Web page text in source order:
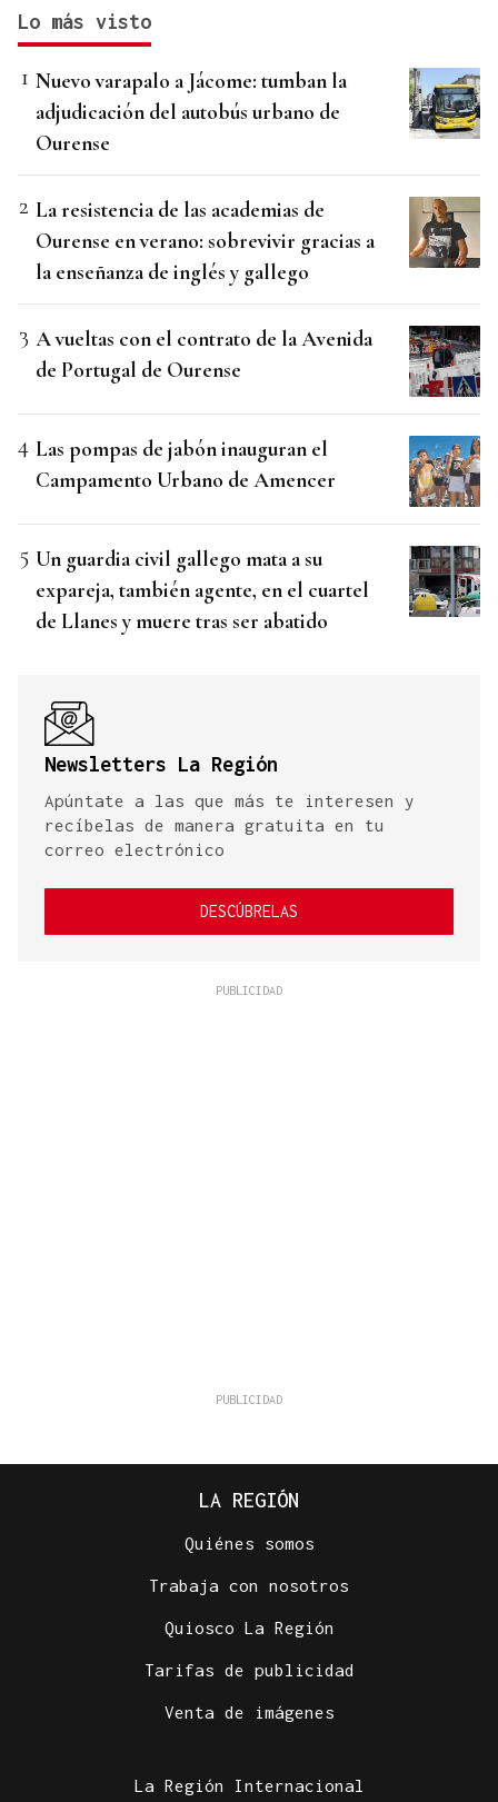
Lo más visto
Nuevo varapalo a Jácome: tumban la
adjudicación del autobús urbano de
Ourense
La resistencia de las academias de
Ourense en verano: sobrevivir gracias a
la enseñanza de inglés y gallego
A vueltas con el contrato de la Avenida
de Portugal de Ourense
Las pompas de jabón inauguran el
Campamento Urbano de Amencer
Un guardia civil gallego mata a su
expareja, también agente, en el cuartel
de Llanes y muere tras ser abatido
Newsletters La Región
Apúntate a las que más te interesen y
recíbelas de manera gratuita en tu
correo electrónico
DESCÚBRELAS
LA REGIÓN
Quiénes somos
Trabaja con nosotros
Quiosco La Región
Tarifas de publicidad
Venta de imágenes
La Región Internacional